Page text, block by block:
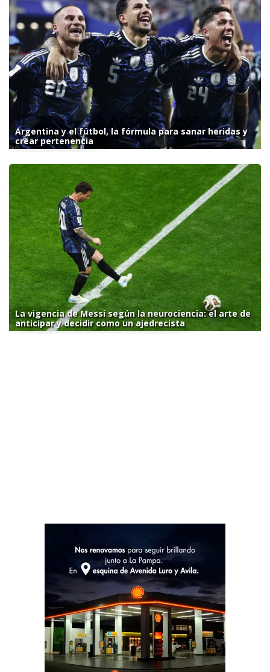
Argentina y el fútbol, la fórmula para sanar heridas y
crear pertenencia
La vigencia de Messi según la neurociencia: el arte de
anticipar y decidir como un ajedrecista